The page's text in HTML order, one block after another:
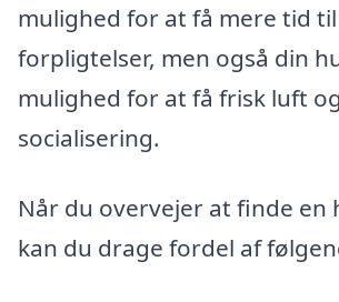
mulighed for at få mere tid
forpligtelser, men også din
mulighed for at få frisk luft og
socialisering.
Når du overvejer at finde en
kan du drage fordel af